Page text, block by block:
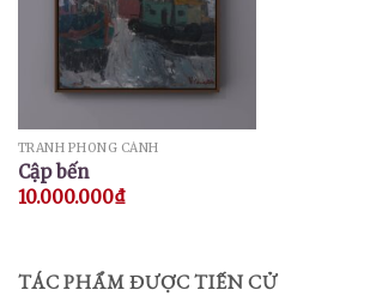
TRANH PHONG CẢNH
Cập bến
10.000.000₫
TÁC PHẨM ĐƯỢC TIẾN CỬ